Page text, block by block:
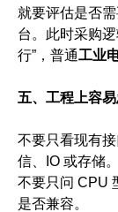
就要评估是否
台。此时采购
行”，普通工业
五、工程上容
不要只看现有
信、IO 或存储。
不要只问 CPU
是否兼容。